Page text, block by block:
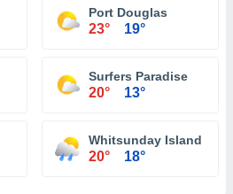
Port Douglas
23° 19°
Surfers Paradise
20° 13°
Whitsunday Island
20° 18°